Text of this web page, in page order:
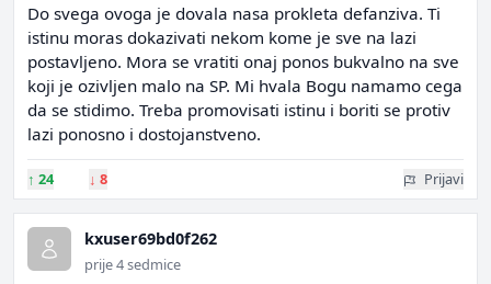
Do svega ovoga je dovala nasa prokleta defanziva. Ti
istinu moras dokazivati nekom kome je sve na lazi
postavljeno. Mora se vratiti onaj ponos bukvalno na sve
koji je ozivljen malo na SP. Mi hvala Bogu namamo cega
da se stidimo. Treba promovisati istinu i boriti se protiv
lazi ponosno i dostojanstveno.
↑ 24 ↓ 8 Prijavi
kxuser69bd0f262
prije 4 sedmice